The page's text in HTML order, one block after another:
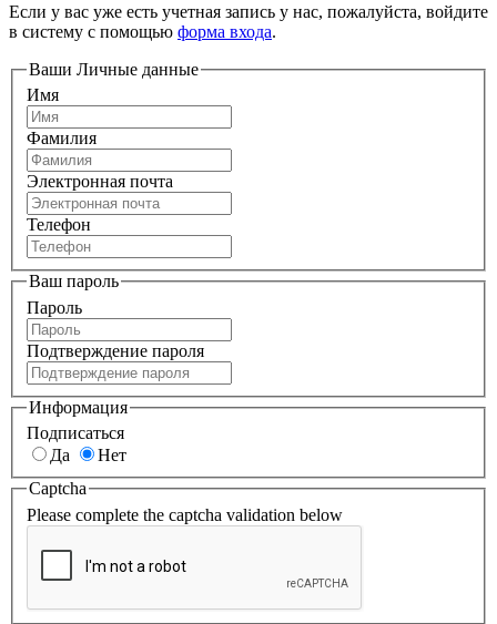
Если у вас уже есть учетная запись у нас, пожалуйста, войдите
в систему с помощью форма входа.
Ваши Личные данные
Имя
Фамилия
Электронная почта
Телефон
Ваш пароль
Пароль
Подтверждение пароля
Информация
Подписаться
Да
Нет
Captcha
Please complete the captcha validation below